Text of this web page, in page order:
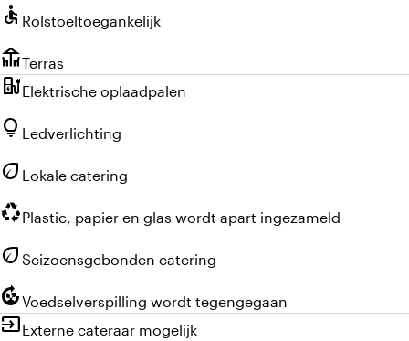
accessible Rolstoeltoegankelijk
deckTerras
ev_chargerElektrische oplaadpalen
lightbulb Ledverlichting
eco Lokale catering
recyclingPlastic, papier en glas wordt apart ingezameld
eco Seizoensgebonden catering
compostVoedselverspilling wordt tegengegaan
inputExterne cateraar mogelijk